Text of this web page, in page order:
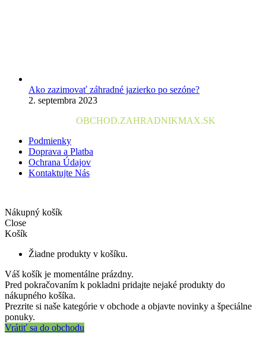
Ako zazimovať záhradné jazierko po sezóne?
2. septembra 2023
OBCHOD.ZAHRADNIKMAX.SK
Podmienky
Doprava a Platba
Ochrana Údajov
Kontaktujte Nás
Nákupný košík
Close
Košík
Žiadne produkty v košíku.
Váš košík je momentálne prázdny.
Pred pokračovaním k pokladni pridajte nejaké produkty do
nákupného košíka.
Prezrite si naše kategórie v obchode a objavte novinky a špeciálne
ponuky.
Vrátiť sa do obchodu